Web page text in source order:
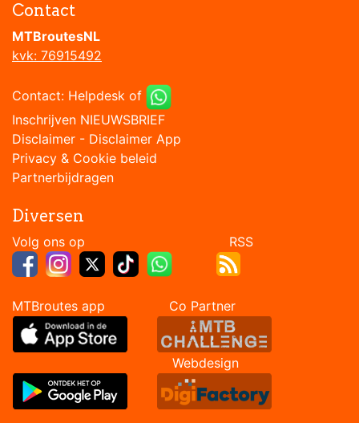
Contact
MTBroutesNL
kvk: 76915492
Contact: Helpdesk of
Inschrijven NIEUWSBRIEF
Disclaimer - Disclaimer App
Privacy & Cookie beleid
Partnerbijdragen
Diversen
Volg ons op RSS
MTBroutes app Co Partner
Webdesign